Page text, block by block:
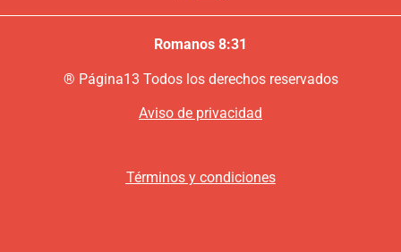
Romanos 8:31
® Página13 Todos los derechos reservados
Aviso de privacidad
Términos y condiciones